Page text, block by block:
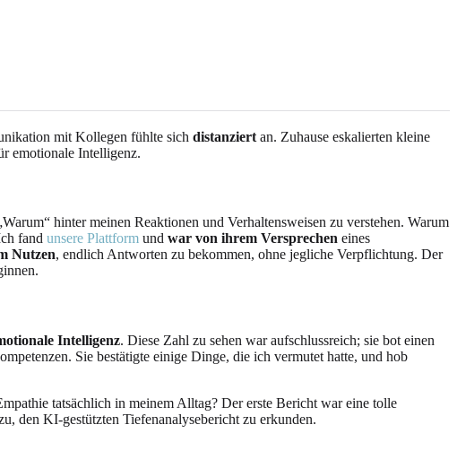
mit Kollegen fühlte sich distanziert an. Zuhause eskalierten kleine
emotionale Intelligenz.
hinter meinen Reaktionen und Verhaltensweisen zu verstehen. Warum
fand unsere Plattform und war von ihrem Versprechen eines
Nutzen, endlich Antworten zu bekommen, ohne jegliche Verpflichtung. Der
Intelligenz. Diese Zahl zu sehen war aufschlussreich; sie bot einen
Sie bestätigte einige Dinge, die ich vermutet hatte, und hob
tatsächlich in meinem Alltag? Der erste Bericht war eine tolle
den KI-gestützten Tiefenanalysebericht zu erkunden.